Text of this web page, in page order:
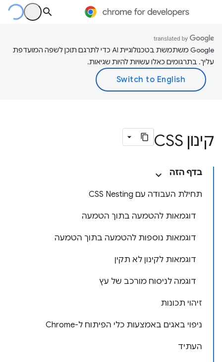
‫Google משתמשת בטכנולוגיית AI כדי לתרגם תוכן לשפה המועדפת
עליך. בתרגומים כאלו עשויות להיות שגיאות.
קינון CSS
בדף הזה
תחילת העבודה עם CSS Nesting
דוגמאות להטמעה בתוך הטמעה
דוגמאות נוספות להטמעה בתוך הטמעה
דוגמאות לקינון לא תקין
דוגמה לניסוח מורכב של עץ
זיהוי תכונות
ניפוי באגים באמצעות כלי הפיתוח ל-Chrome
העתיד